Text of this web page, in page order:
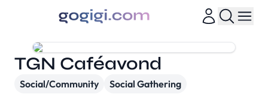
TGN Caféavond
Social/Community Social Gathering